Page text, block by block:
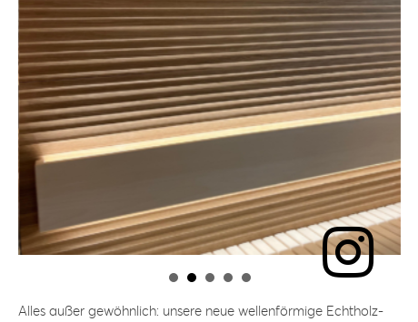
Alles außer gewöhnlich: unsere neue wellenförmige Echtholz-